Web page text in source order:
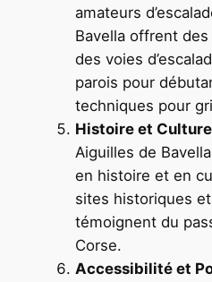
amateurs
Bavella offrent
des voies
parois pour
techniques pour
Histoire et Culture
Aiguilles de
en histoire et en
sites historiques
témoignent du
Corse.
Accessibilité et